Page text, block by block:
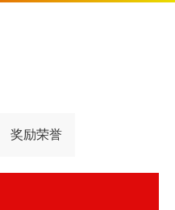
奖励荣誉